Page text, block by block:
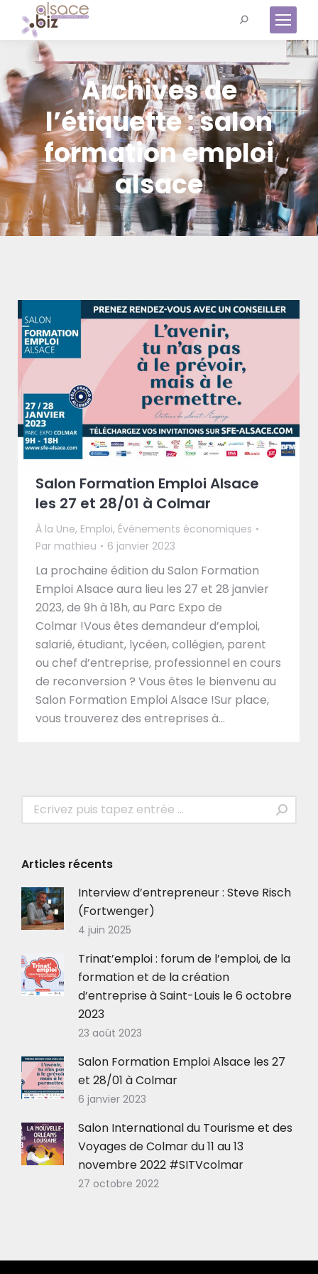
Archives de
l’étiquette :salon
formation emploi
alsace
Salon Formation Emploi Alsace
les 27 et 28/01 à Colmar
À la Une, Emploi, Événements économiques
Par mathieu 6 janvier 2023
La prochaine édition du Salon Formation
Emploi Alsace aura lieu les 27 et 28 janvier
2023, de 9h à 18h, au Parc Expo de
Colmar !Vous êtes demandeur d’emploi,
salarié, étudiant, lycéen, collégien, parent
ou chef d’entreprise, professionnel en cours
de reconversion ? Vous êtes le bienvenu au
Salon Formation Emploi Alsace !Sur place,
vous trouverez des entreprises à…
Recherche
Articles récents
Interview d’entrepreneur : Steve Risch
(Fortwenger)
4 juin 2025
Trinat’emploi : forum de l’emploi, de la
formation et de la création
d’entreprise à Saint-Louis le 6 octobre
2023
23 août 2023
Salon Formation Emploi Alsace les 27
et 28/01 à Colmar
6 janvier 2023
Salon International du Tourisme et des
Voyages de Colmar du 11 au 13
novembre 2022 #SITVcolmar
27 octobre 2022